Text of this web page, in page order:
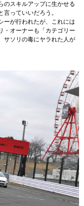
のスキルアップに生かせる
っていいだろう。
ーが行われたが、これには
・オーナーも「カテゴリー
サソリの毒にヤラれた人が